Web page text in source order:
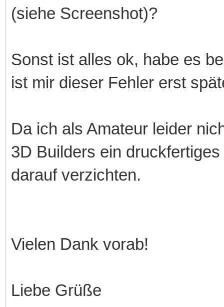
(siehe Screenshot)?
Sonst ist alles ok, habe es
ist mir dieser Fehler erst
Da ich als Amateur leider
3D Builders ein
darauf verzichten.
Vielen Dank vorab!
Liebe Grüße